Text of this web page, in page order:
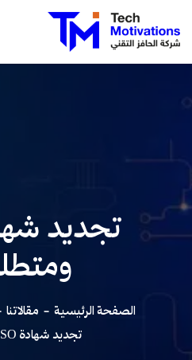
الصفحة الرئيسية مقالاتنا
تجديد شهادة ISO ومتطلباته